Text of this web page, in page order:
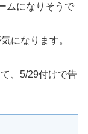
ムになりそうで
になります。
、5/29付けで告